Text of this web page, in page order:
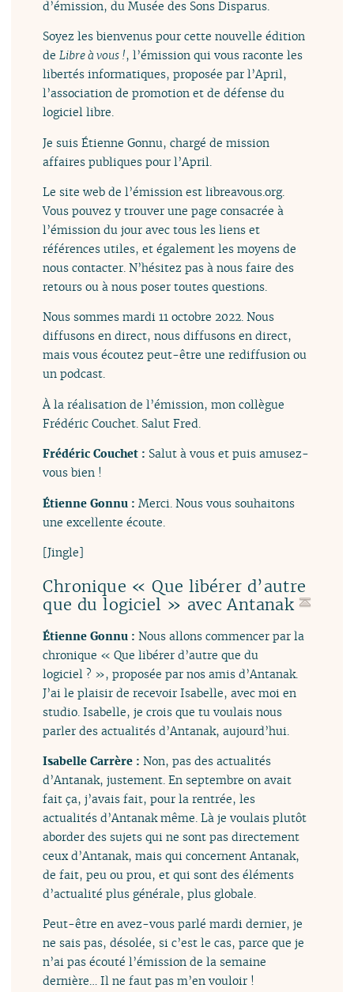
d’émission, du Musée des Sons Disparus.
Soyez les bienvenus pour cette nouvelle édition
deLibre à vous !, l’émission qui vous raconte les
libertés informatiques, proposée par l’April,
l’association de promotion et de défense du
logiciel libre.
Je suis Étienne Gonnu, chargé de mission
affaires publiques pour l’April.
Le site web de l’émission est libreavous.org.
Vous pouvez y trouver une page consacrée à
l’émission du jour avec tous les liens et
références utiles, et également les moyens de
nous contacter. N’hésitez pas à nous faire des
retours ou à nous poser toutes questions.
Nous sommes mardi 11 octobre 2022. Nous
diffusons en direct, nous diffusons en direct,
mais vous écoutez peut-être une rediffusion ou
un podcast.
À la réalisation de l’émission, mon collègue
Frédéric Couchet. Salut Fred.
Frédéric Couchet : Salut à vous et puis amusez-
vous bien !
Étienne Gonnu :Merci. Nous vous souhaitons
une excellente écoute.
[Jingle]
Chronique « Que libérer d’autre
que du logiciel » avec Antanak
Étienne Gonnu :Nous allons commencer par la
chronique « Que libérer d’autre que du
logiciel ? », proposée par nos amis d’Antanak.
J’ai le plaisir de recevoir Isabelle, avec moi en
studio. Isabelle, je crois que tu voulais nous
parler des actualités d’Antanak, aujourd’hui.
Isabelle Carrère :Non, pas des actualités
d’Antanak, justement. En septembre on avait
fait ça, j’avais fait, pour la rentrée, les
actualités d’Antanak même. Là je voulais plutôt
aborder des sujets qui ne sont pas directement
ceux d’Antanak, mais qui concernent Antanak,
de fait, peu ou prou, et qui sont des éléments
d’actualité plus générale, plus globale.
Peut-être en avez-vous parlé mardi dernier, je
ne sais pas, désolée, si c’est le cas, parce que je
n’ai pas écouté l’émission de la semaine
dernière… Il ne faut pas m’en vouloir !